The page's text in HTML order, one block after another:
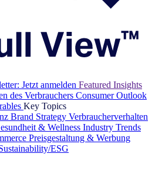
Jetzt anmelden Featured Insights
des Verbrauchers Consumer Outlook
Key Topics
Brand Strategy Verbraucherverhalten
& Wellness Industry Trends
Preisgestaltung & Werbung
ESG